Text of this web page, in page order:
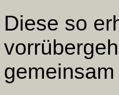
Diese so